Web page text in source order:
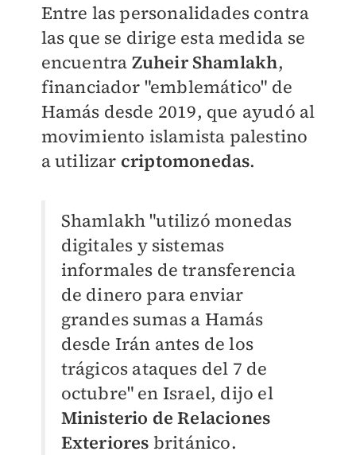
Entre las personalidades contra
las que se dirige esta medida se
encuentra Zuheir Shamlakh,
financiador "emblemático" de
Hamás desde 2019, que ayudó al
movimiento islamista palestino
a utilizar criptomonedas.
Shamlakh "utilizó monedas
digitales y sistemas
informales de transferencia
de dinero para enviar
grandes sumas a Hamás
desde Irán antes de los
trágicos ataques del 7 de
octubre" en Israel, dijo el
Ministerio de Relaciones
Exteriores británico.